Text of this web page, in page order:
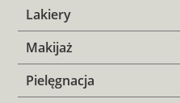
Lakiery
Makijaż
Pielęgnacja